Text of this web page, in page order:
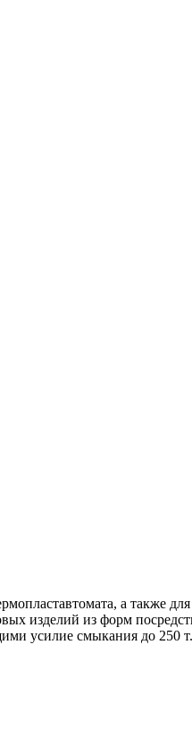
а также
изделий из форм
усилие смыкания до 250 т.